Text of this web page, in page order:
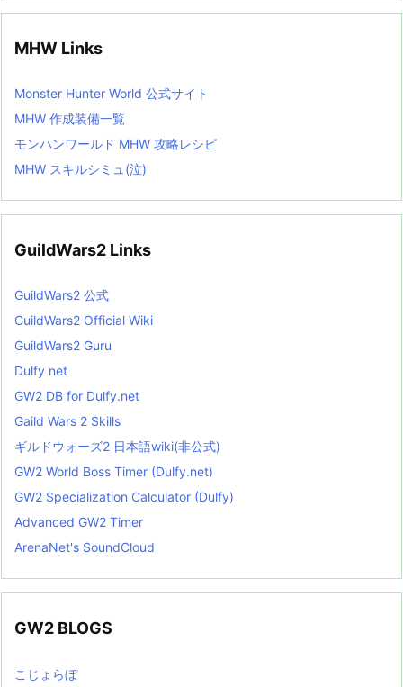
MHW Links
Monster Hunter World 公式サイト
MHW 作成装備一覧
モンハンワールド MHW 攻略レシピ
MHW スキルシミュ(泣)
GuildWars2 Links
GuildWars2 公式
GuildWars2 Official Wiki
GuildWars2 Guru
Dulfy net
GW2 DB for Dulfy.net
Gaild Wars 2 Skills
ギルドウォーズ2 日本語wiki(非公式)
GW2 World Boss Timer (Dulfy.net)
GW2 Specialization Calculator (Dulfy)
Advanced GW2 Timer
ArenaNet's SoundCloud
GW2 BLOGS
こじょらぼ